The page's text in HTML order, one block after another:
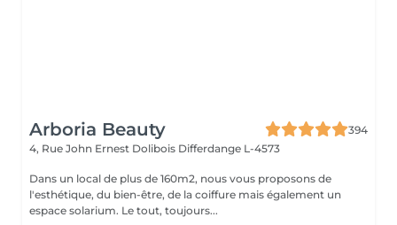
Arboria Beauty
394
4, Rue John Ernest Dolibois Differdange L-4573
Dans un local de plus de 160m2, nous vous proposons de
l'esthétique, du bien-être, de la coiffure mais également un
espace solarium. Le tout, toujours...